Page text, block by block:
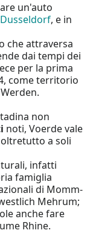
un'auto
, e in
che attraversa
dai tempi dei
per la prima
come territorio
non
noti, Voerde vale
a soli
infatti
famiglia
di Momm-
Mehrum;
anche fare
Rhine.